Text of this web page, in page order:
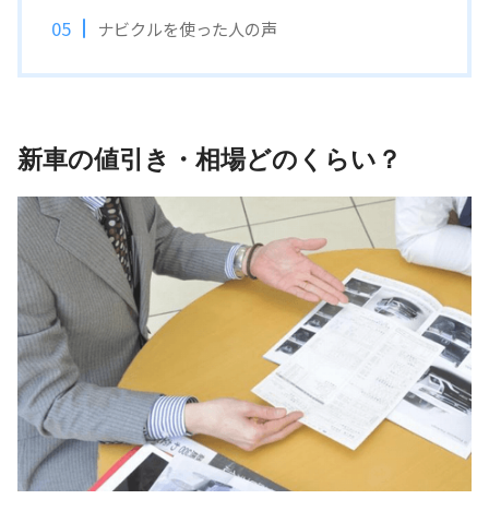
ナビクルを使った人の声
新車の値引き・相場どのくらい？